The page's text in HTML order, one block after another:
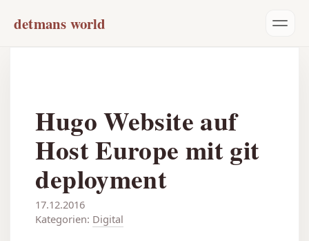
detmans world
Hugo Website auf
Host Europe mit git
deployment
17.12.2016
Kategorien: Digital